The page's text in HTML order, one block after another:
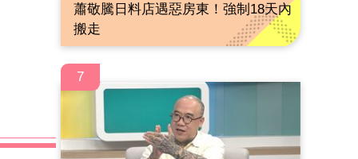
蕭敬騰日料店遇惡房東！強制18天內
搬走
7